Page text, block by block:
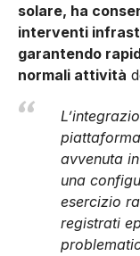
solare, ha
interventi
garanten­do
normali attività
avvenuta
una
esercizio
registrati